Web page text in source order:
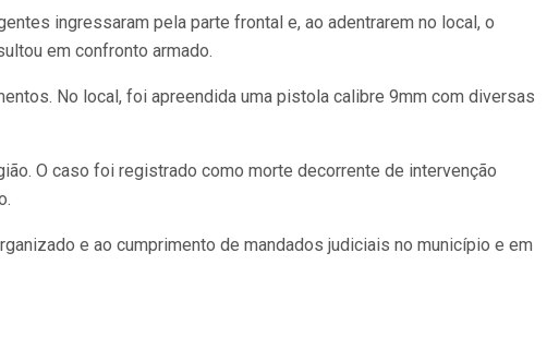
ingressaram pela parte frontal e, ao adentrarem no local, o
em confronto armado.
No local, foi apreendida uma pistola calibre 9mm com diversas
O caso foi registrado como morte decorrente de intervenção
e ao cumprimento de mandados judiciais no município e em